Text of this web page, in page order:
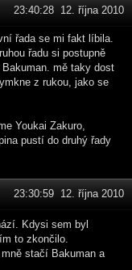
23:40:28 12. října 2010
řada se mi fakt líbila.
řadu si postupně
mě taky dost
z rukou, jako se
Youkai Zakuro,
pustí do druhý řady
23:30:59 12. října 2010
Kdysi sem byl
to zkončilo.
stačí Bakuman a